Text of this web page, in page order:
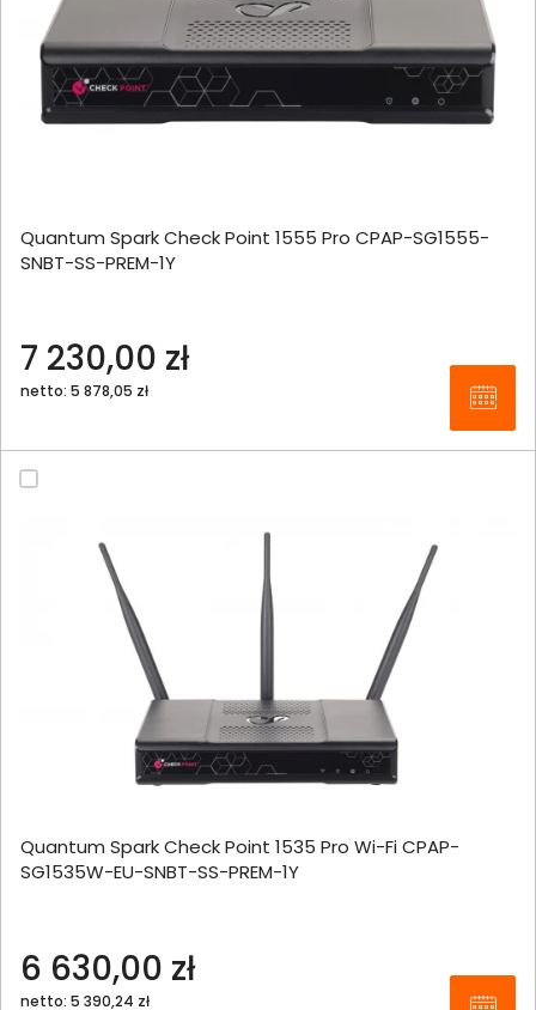
Quantum Spark Check Point 1555 Pro CPAP-SG1555-
SNBT-SS-PREM-1Y
7 230,00 zł
netto: 5 878,05 zł
Quantum Spark Check Point 1535 Pro Wi-Fi CPAP-
SG1535W-EU-SNBT-SS-PREM-1Y
6 630,00 zł
netto: 5 390,24 zł